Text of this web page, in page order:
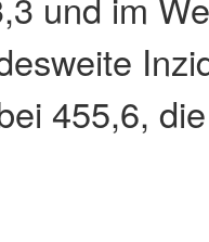
455,6,